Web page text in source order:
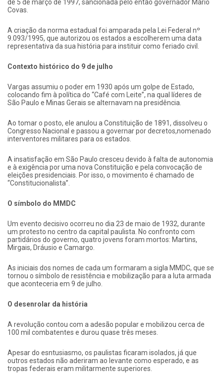
de 5 de março de 1997, sancionada pelo então governador Mário
Covas.
A criação da norma estadual foi amparada pela Lei Federal nº
9.093/1995, que autorizou os estados a escolherem uma data
representativa da sua história para instituir como feriado civil.
Contexto histórico do 9 de julho
Vargas assumiu o poder em 1930 após um golpe de Estado,
colocando fim à política do “Café com Leite”, na qual líderes de
São Paulo e Minas Gerais se alternavam na presidência.
Ao tomar o posto, ele anulou a Constituição de 1891, dissolveu o
Congresso Nacional e passou a governar por decretos,nomenado
interventores militares para os estados.
A insatisfação em São Paulo cresceu devido à falta de autonomia
e à exigência por uma nova Constituição e pela convocação de
eleições presidenciais. Por isso, o movimento é chamado de
“Constitucionalista”.
O símbolo do MMDC
Um evento decisivo ocorreu no dia 23 de maio de 1932, durante
um protesto no centro da capital paulista. No confronto com
partidários do governo, quatro jovens foram mortos: Martins,
Mirgais, Dráusio e Camargo.
As iniciais dos nomes de cada um formaram a sigla MMDC, que se
tornou o símbolo de resistência e mobilização para a luta armada
que aconteceria em 9 de julho.
O desenrolar da história
A revolução contou com a adesão popular e mobilizou cerca de
100 mil combatentes e durou quase três meses.
Apesar do esntusiasmo, os paulistas ficaram isolados, já que
outros estados não aderiram ao levante como esperado, e as
tropas federais eram militarmente superiores.